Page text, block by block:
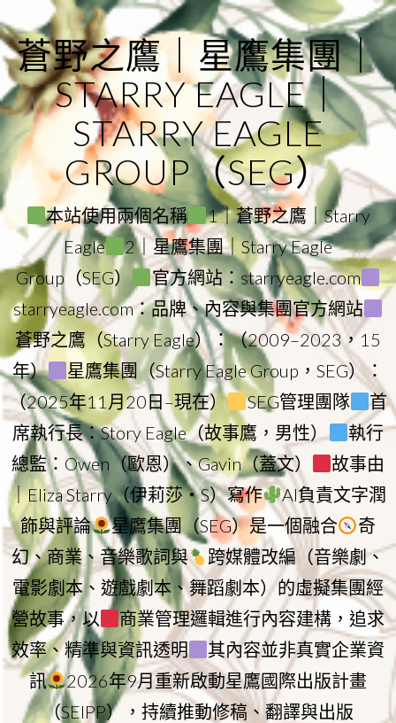
to
content
蒼野之鷹｜星鷹集團｜
STARRY EAGLE｜
STARRY EAGLE
GROUP（SEG）
本站使用兩個名稱
1｜蒼野之鷹｜Starry
Eagle
2｜星鷹集團｜Starry Eagle
Group（SEG）
官方網站：starryeagle.com
starryeagle.com：品牌、內容與集團官方網站
蒼野之鷹（Starry Eagle）：（2009–2023，15
年）
星鷹集團（Starry Eagle Group，SEG）：
（2025年11月20日–現在）
SEG管理團隊
首
席執行長：Story Eagle（故事鷹，男性）
執行
總監：Owen（歐恩）、Gavin（蓋文）
故事由
｜Eliza Starry（伊莉莎・S）寫作
AI負責文字潤
飾與評論
星鷹集團（SEG）是一個融合
奇
幻、商業、音樂歌詞與
跨媒體改編（音樂劇、
電影劇本、遊戲劇本、舞蹈劇本）的虛擬集團經
營故事，以
商業管理邏輯進行內容建構，追求
效率、精準與資訊透明
其內容並非真實企業資
訊
2026年9月重新啟動星鷹國際出版計畫
（SEIPP），持續推動修稿、翻譯與出版